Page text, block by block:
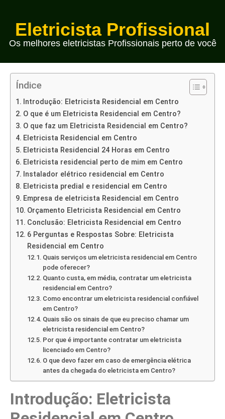
Eletricista Profissional
Os melhores eletricistas Profissionais perto de você
Índice
Introdução: Eletricista Residencial em Centro
O que é um Eletricista Residencial em Centro?
O que faz um Eletricista Residencial em Centro?
Eletricista Residencial em Centro
Eletricista Residencial 24 Horas em Centro
Eletricista residencial perto de mim em Centro
Instalador elétrico residencial em Centro
Eletricista predial e residencial em Centro
Empresa de eletricista Residencial em Centro
Orçamento Eletricista Residencial em Centro
Conclusão: Eletricista Residencial em Centro
6 Perguntas e Respostas Sobre: Eletricista
Residencial em Centro
Quais serviços um eletricista residencial em Centro
pode oferecer?
Quanto custa, em média, contratar um eletricista
residencial em Centro?
Como encontrar um eletricista residencial confiável
em Centro?
Quais são os sinais de que eu preciso chamar um
eletricista residencial em Centro?
Por que é importante contratar um eletricista
licenciado em Centro?
O que devo fazer em caso de emergência elétrica
antes da chegada do eletricista em Centro?
Introdução: Eletricista